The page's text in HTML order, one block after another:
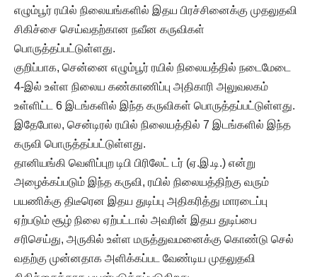
எழும்பூர் ரயில் நிலையங்களில் இதய பிரச்சினைக்கு முதலுதவி
சிகிச்சை செய்வதற்கான நவீன கருவிகள்
பொருத்தப்பட்டுள்ளது.
குறிப்பாக, சென்னை எழும்பூர் ரயில் நிலையத்தில் நடைமேடை
4-இல் உள்ள நிலைய கண்காணிப்பு அதிகாரி அலுவலகம்
உள்ளிட்ட 6 இடங்களில் இந்த கருவிகள் பொருத்தப்பட்டுள்ளது.
இதேபோல, சென்டிரல் ரயில் நிலையத்தில் 7 இடங்களில் இந்த
கருவி பொருத்தப்பட்டுள்ளது.
தானியங்கி வெளிப்புற டிபி பிரிலேட் டர் (ஏ.இ.டி.) என்று
அழைக்கப்படும் இந்த கருவி, ரயில் நிலையத்திற்கு வரும்
பயணிக்கு திடீரென இதய துடிப்பு அதிகரித்து மாரடைப்பு
ஏற்படும் சூழ் நிலை ஏற்பட்டால் அவரின் இதய துடிப்பை
சரிசெய்து, அருகில் உள்ள மருத்துவமனைக்கு கொண்டு செல்
வதற்கு முன்னதாக அளிக்கப்பட வேண்டிய முதலுதவி